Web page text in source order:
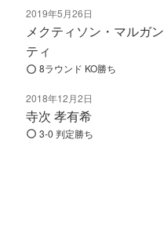
2019年5月26日
メクティソン・マルガン
ティ
8ラウンド KO勝ち
2018年12月2日
寺次 孝有希
3-0 判定勝ち